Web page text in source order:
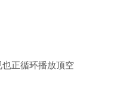
正循环播放顶空